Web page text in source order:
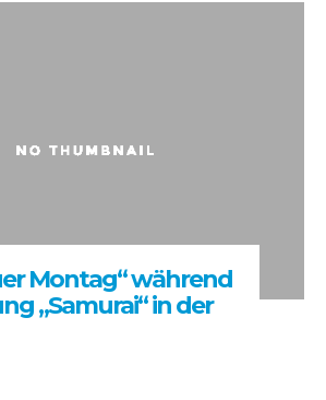
Montag“ während
„Samurai“ in der